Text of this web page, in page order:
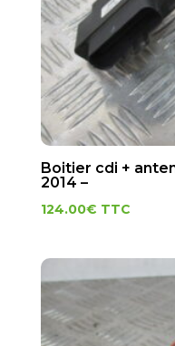
Boitier cdi +
2014 –
124.00€ TTC